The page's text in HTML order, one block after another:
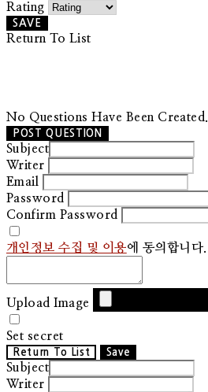
Rating
SAVE
Return To List
No Questions Have Been Created.
POST QUESTION
Subject
Writer
Email
Password
Confirm Password
개인정보 수집 및 이용에 동의합니다.
Upload Image
Set secret
Return To List Save
Subject
Writer